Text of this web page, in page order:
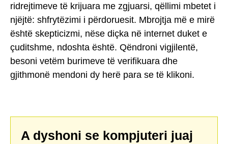
ridrejtimeve të krijuara me zgjuarsi, qëllimi mbetet i
njëjtë: shfrytëzimi i përdoruesit. Mbrojtja më e mirë
është skepticizmi, nëse diçka në internet duket e
çuditshme, ndoshta është. Qëndroni vigjilentë,
besoni vetëm burimeve të verifikuara dhe
gjithmonë mendoni dy herë para se të klikoni.
A dyshoni se kompjuteri juaj